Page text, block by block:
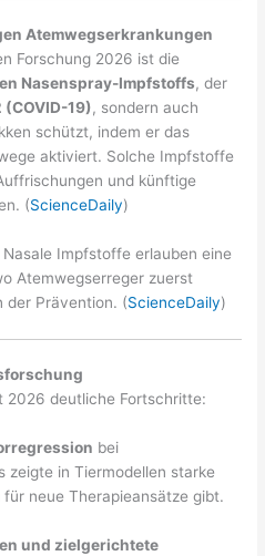
Atemwegserkrankungen
Forschung 2026 ist die
Nasenspray-Impfstoffs, der
(COVID-19), sondern auch
schützt, indem er das
aktiviert. Solche Impfstoffe
und künftige
(ScienceDaily)
Impfstoffe erlauben eine
Atemwegserreger zuerst
Prävention. (ScienceDaily)
2026 deutliche Fortschritte:
bei
zeigte in Tiermodellen starke
neue Therapieansätze gibt.
und zielgerichtete